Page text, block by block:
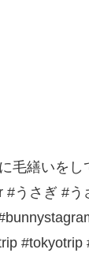
毛繕いを
うさぎ #